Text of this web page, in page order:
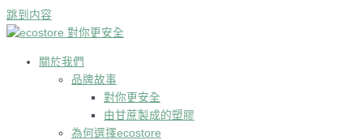
跳到内容
關於我們
品牌故事
對你更安全
由甘蔗製成的塑膠
為何選擇ecostore